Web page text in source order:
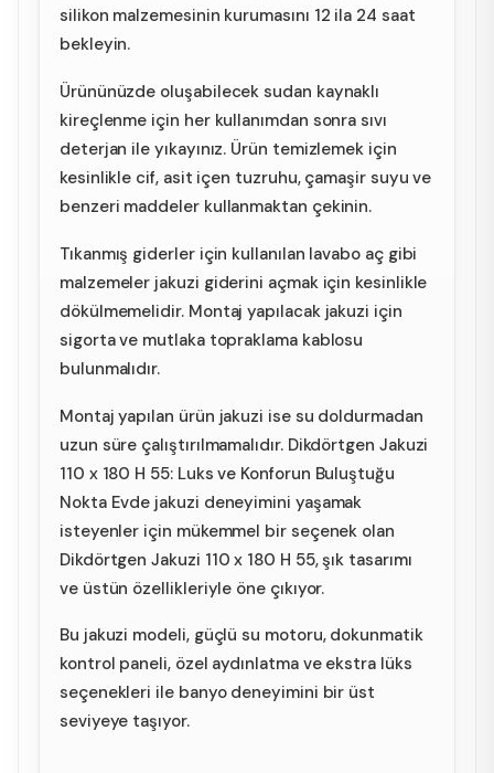
silikon malzemesinin kurumasını 12 ila 24 saat
bekleyin.
Ürününüzde oluşabilecek sudan kaynaklı
kireçlenme için her kullanımdan sonra sıvı
deterjan ile yıkayınız. Ürün temizlemek için
kesinlikle cif, asit içen tuzruhu, çamaşir suyu ve
benzeri maddeler kullanmaktan çekinin.
Tıkanmış giderler için kullanılan lavabo aç gibi
malzemeler jakuzi giderini açmak için kesinlikle
dökülmemelidir. Montaj yapılacak jakuzi için
sigorta ve mutlaka topraklama kablosu
bulunmalıdır.
Montaj yapılan ürün jakuzi ise su doldurmadan
uzun süre çalıştırılmamalıdır. Dikdörtgen Jakuzi
110 x 180 H 55: Luks ve Konforun Buluştuğu
Nokta Evde jakuzi deneyimini yaşamak
isteyenler için mükemmel bir seçenek olan
Dikdörtgen Jakuzi 110 x 180 H 55, şık tasarımı
ve üstün özellikleriyle öne çıkıyor.
Bu jakuzi modeli, güçlü su motoru, dokunmatik
kontrol paneli, özel aydınlatma ve ekstra lüks
seçenekleri ile banyo deneyimini bir üst
seviyeye taşıyor.